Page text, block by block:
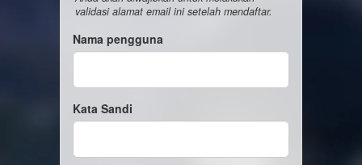
validasi alamat email ini setelah mendaftar.
Nama pengguna
Kata Sandi